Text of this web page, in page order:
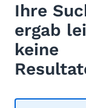
Ihre
ergab
keine